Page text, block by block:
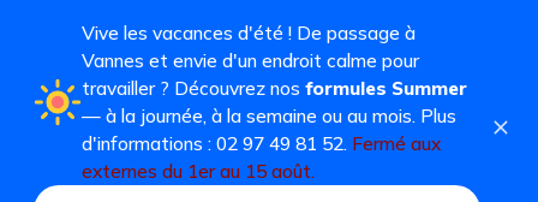
Vive les vacances d'été ! De passage à
Vannes et envie d'un endroit calme pour
travailler ? Découvrez nos formules Summer
— à la journée, à la semaine ou au mois. Plus
d'informations : 02 97 49 81 52. Fermé aux
externes du 1er au 15 août.